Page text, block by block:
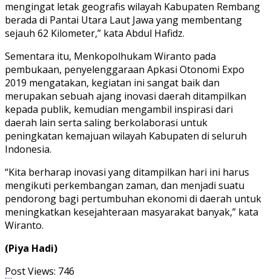
mengingat letak geografis wilayah Kabupaten Rembang
berada di Pantai Utara Laut Jawa yang membentang
sejauh 62 Kilometer,” kata Abdul Hafidz.
Sementara itu, Menkopolhukam Wiranto pada
pembukaan, penyelenggaraan Apkasi Otonomi Expo
2019 mengatakan, kegiatan ini sangat baik dan
merupakan sebuah ajang inovasi daerah ditampilkan
kepada publik, kemudian mengambil inspirasi dari
daerah lain serta saling berkolaborasi untuk
peningkatan kemajuan wilayah Kabupaten di seluruh
Indonesia.
“Kita berharap inovasi yang ditampilkan hari ini harus
mengikuti perkembangan zaman, dan menjadi suatu
pendorong bagi pertumbuhan ekonomi di daerah untuk
meningkatkan kesejahteraan masyarakat banyak,” kata
Wiranto.
(Piya Hadi)
Post Views: 746